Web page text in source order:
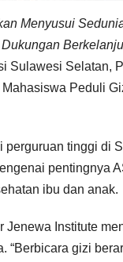
Menyusui
Sulawesi Selatan,
Peduli
tinggi di
pentingnya
ibu dan anak.
Jenewa Institute
“Berbicara gizi